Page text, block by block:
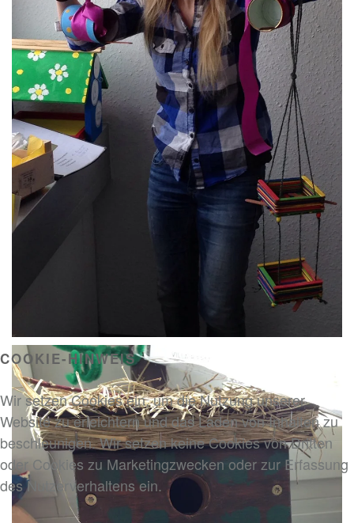
COOKIE-HINWEIS
Wir setzen Cookies ein, um die Nutzung unserer
Website zu erleichtern und das Laden von Inhalten zu
beschleunigen. Wir setzen keine Cookies von Dritten
oder Cookies zu Marketingzwecken oder zur Erfassung
des Nutzerverhaltens ein.